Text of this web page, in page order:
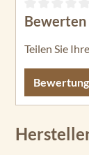
Bewerten
Teilen Sie